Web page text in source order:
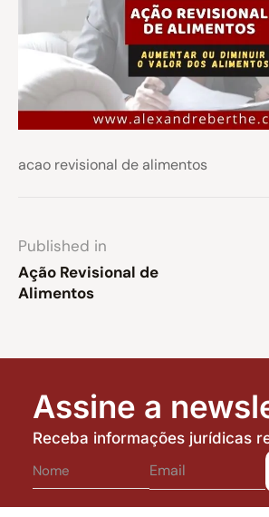
acao revisional de alimentos
Published in
Ação Revisional de
Alimentos
Assine a
Receba informações jurídicas